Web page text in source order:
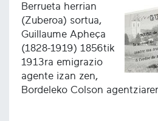
Berrueta herrian
(Zuberoa) sortua,
Guillaume Apheça
(1828-1919) 1856tik
1913ra emigrazio
agente izan zen,
Bordeleko Colson